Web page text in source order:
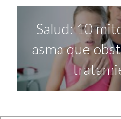
Salud: 10
asma que